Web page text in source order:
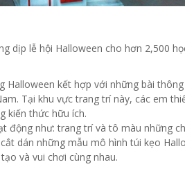
dịp lễ hội Halloween cho hơn 2,500
kết hợp với những bài
Tại khu vực trang trí này, các em
kiến thức hữu ích.
động như: trang trí và tô màu những
dán những mẫu mô hình túi kẹo
và vui chơi cùng nhau.